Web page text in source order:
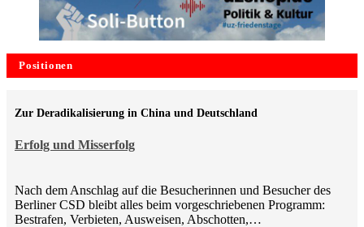
Positionen
Erfolg und Misserfolg
Zur Deradikalisierung in China und Deutschland
Nach dem Anschlag auf die Besucherinnen und Besucher des
Berliner CSD bleibt alles beim vorgeschriebenen Programm:
Bestrafen, Verbieten, Ausweisen, Abschotten,…